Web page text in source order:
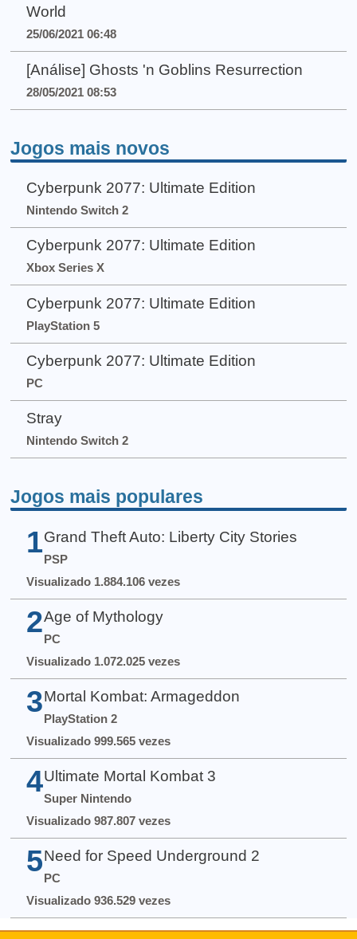
World
25/06/2021 06:48
[Análise] Ghosts 'n Goblins Resurrection
28/05/2021 08:53
Jogos mais novos
Cyberpunk 2077: Ultimate Edition
Nintendo Switch 2
Cyberpunk 2077: Ultimate Edition
Xbox Series X
Cyberpunk 2077: Ultimate Edition
PlayStation 5
Cyberpunk 2077: Ultimate Edition
PC
Stray
Nintendo Switch 2
Jogos mais populares
1 Grand Theft Auto: Liberty City Stories
PSP
Visualizado 1.884.106 vezes
2 Age of Mythology
PC
Visualizado 1.072.025 vezes
3 Mortal Kombat: Armageddon
PlayStation 2
Visualizado 999.565 vezes
4 Ultimate Mortal Kombat 3
Super Nintendo
Visualizado 987.807 vezes
5 Need for Speed Underground 2
PC
Visualizado 936.529 vezes